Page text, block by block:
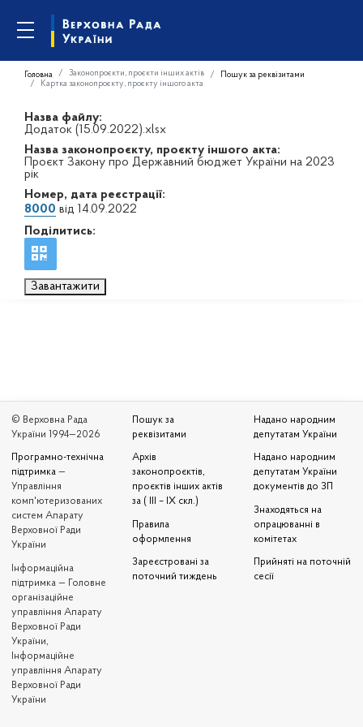
Головна Законопроєкти, проєкти інших актів
Пошук за реквізитами
Картка законопроєкту, проєкту іншого акта
Назва файлу:
Додаток (15.09.2022).xlsx
Назва законопроєкту, проєкту іншого акта:
Проєкт Закону про Державний бюджет України на 2023
рік
Номер, дата реєстрації:
8000 від 14.09.2022
Поділитись:
Завантажити
© Верховна Рада
України 1994—2026
Програмно-технічна
підтримка —
Управління
комп'ютеризованих
систем Апарату
Верховної Ради
України
Iнформаційна
підтримка — Головне
організаційне
управління Апарату
Верховної Ради
України,
Інформаційне
управління Апарату
Верховної Ради
України
Пошук за
реквізитами
Архів
законопроєктів,
проєктів інших актів
за ( III – IX скл.)
Правила
оформлення
Зареєстровані за
поточний тиждень
Надано народним
депутатам України
Надано народним
депутатам України
документів до ЗП
Знаходяться на
опрацюванні в
комітетах
Прийняті на поточній
сесії